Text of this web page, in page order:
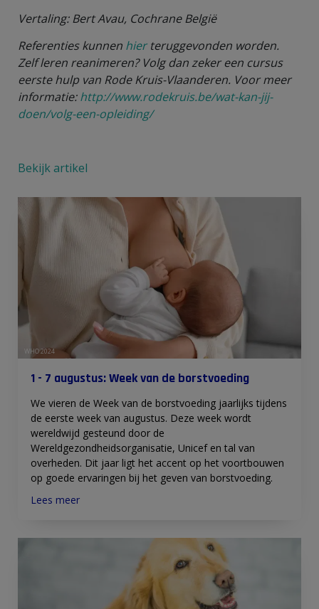
Vertaling: Bert Avau, Cochrane België
Referenties kunnen hierteruggevonden worden.
Zelf leren reanimeren? Volg dan zeker een cursus
eerste hulp van Rode Kruis-Vlaanderen. Voor meer
informatie:http://www.rodekruis.be/wat-kan-jij-
doen/volg-een-opleiding/
Bekijk artikel
WHO 2024
1 - 7 augustus: Week van de borstvoeding
We vieren de Week van de borstvoeding jaarlijks tijdens
de eerste week van augustus. Deze week wordt
wereldwijd gesteund door de
Wereldgezondheidsorganisatie, Unicef en tal van
overheden. Dit jaar ligt het accent op het voortbouwen
op goede ervaringen bij het geven van borstvoeding.
Lees meer